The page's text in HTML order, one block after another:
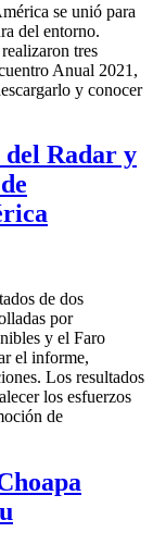
se unió para
del entorno.
tres
Anual 2021,
y conocer
del Radar y
de dos
por
y el Faro
el informe,
Los resultados
los esfuerzos
de